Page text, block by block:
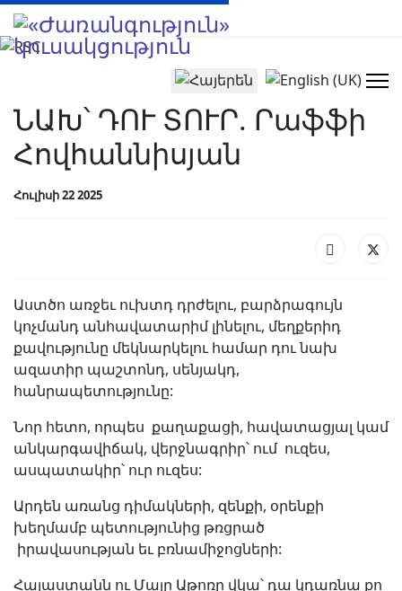
Select your language
ՆԱԽ՝ ԴՈՒ ՏՈՒՐ. Րաֆֆի
Հովհաննիսյան
Հուլիսի 22 2025
Աստծո առջեւ ուխտդ դրժելու, բարձրագույն
կոչմանդ անհավատարիմ լինելու, մեղքերիդ
քավությունը մեկնարկելու համար դու նախ
ազատիր պաշտոնդ, սենյակդ,
հանրապետությունը:
Նոր հետո, որպես քաղաքացի, հավատացյալ կամ
անկարգավիճակ, վերջնագրիր՝ ում ուզես,
ասպատակիր՝ ուր ուզես:
Արդեն առանց դիմակների, զենքի, օրենքի
խեղմամբ պետությունից թռցրած
իրավասության եւ բռնամիջոցների:
Հայաստանն ու Մայր Աթոռը վկա՝ դա կդառնա քո